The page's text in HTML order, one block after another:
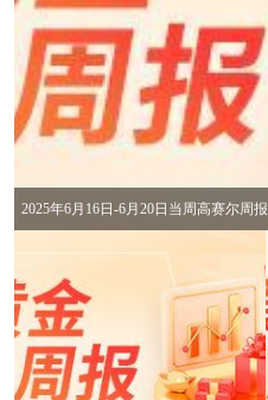
2025年6月16日-6月20日当周高赛尔周报